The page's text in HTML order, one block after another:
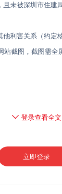
未被深圳市住建
利害关系（约定
截图，截图需全
登录查看全文
立即登录